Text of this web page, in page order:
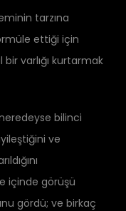
tarzına
ettiği için
varlığı kurtarmak
bilinci
ve
içinde görüşü
gördü; ve birkaç